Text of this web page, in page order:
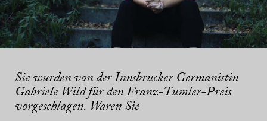
Sie wurden von der Innsbrucker Germanistin
Gabriele Wild für den Franz-Tumler-Preis
vorgeschlagen. Waren Sie